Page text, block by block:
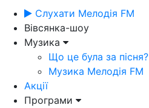
Слухати Мелодія FM
Вівсянка-шоу
Музика
Що це була за пісня?
Музика Мелодія FM
Акції
Програми